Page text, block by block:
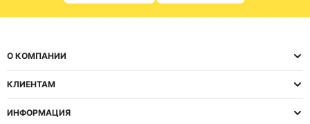
О КОМПАНИИ
КЛИЕНТАМ
ИНФОРМАЦИЯ